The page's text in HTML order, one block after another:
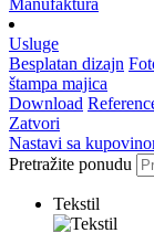
Manufaktura
Usluge
Besplatan dizajn
štampa majica
Download
Zatvori
Nastavi sa
Pretražite ponudu
Tekstil